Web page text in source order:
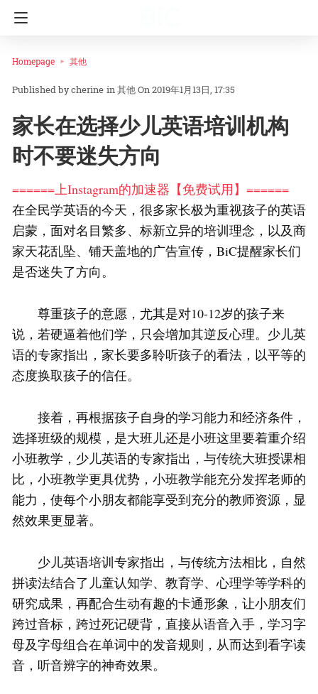
Homepage 其他
cherine in其他On 2019年1月13日, 17:35
家长在选择少儿英语培训机构
时不要迷失方向
======上Instagram的加速器【免费试用】======
在全民学英语的今天，很多家长极为重视孩子的英语
启蒙，面对名目繁多、标新立异的培训理念，以及商
家天花乱坠、铺天盖地的广告宣传，BiC提醒家长们
是否迷失了方向。
尊重孩子的意愿，尤其是对10-12岁的孩子来
说，若硬逼着他们学，只会增加其逆反心理。少儿英
语的专家指出，家长要多聆听孩子的看法，以平等的
态度换取孩子的信任。
接着，再根据孩子自身的学习能力和经济条件，
选择班级的规模，是大班儿还是小班这里要着重介绍
小班教学，少儿英语的专家指出，与传统大班授课相
比，小班教学更具优势，小班教学能充分发挥老师的
能力，使每个小朋友都能享受到充分的教师资源，显
然效果更显著。
少儿英语培训专家指出，与传统方法相比，自然
拼读法结合了儿童认知学、教育学、心理学等学科的
研究成果，再配合生动有趣的卡通形象，让小朋友们
跨过音标，跨过死记硬背，直接从语音入手，学习字
母及字母组合在单词中的发音规则，从而达到看字读
音，听音辨字的神奇效果。